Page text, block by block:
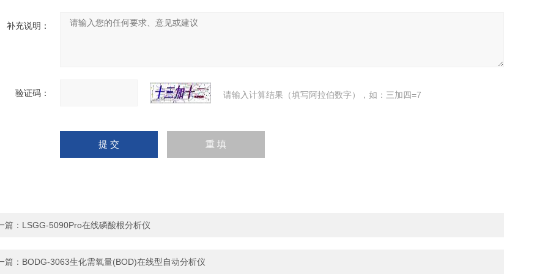
补充说明：
验证码： 请输入计算结果（填写阿拉伯数字），如：三加四=7
篇： LSGG-5090Pro在线磷酸根分析仪
篇： BODG-3063生化需氧量(BOD)在线型自动分析仪